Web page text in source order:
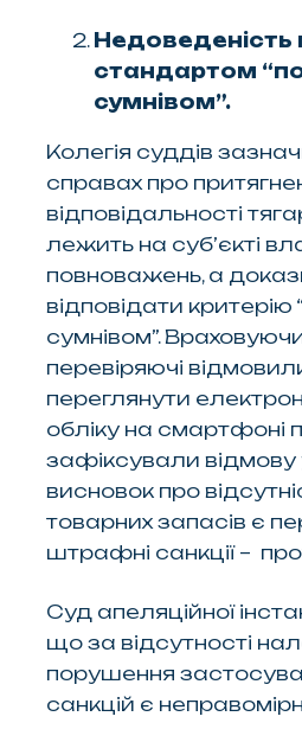
Недоведеність
стандартом
сумнівом”.
Колегія суддів
справах про
відповідальності
лежить на суб’єкті
повноважень, а
відповідати
сумнівом”.
перевіряючі
переглянути
обліку на смартфоні
зафіксували відмову
висновок про
товарних запасів є
штрафні санкції –
Суд апеляційної
що за відсутності
порушення
санкцій є